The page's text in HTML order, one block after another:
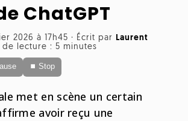
ChatGPT
2026 à 17h45 · Écrit par Laurent
de lecture : 5 minutes
⏹ Stop
met en scène un certain
avoir reçu une